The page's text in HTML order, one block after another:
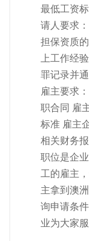
最低工资
请人要求
担保资质
上工作经
罪记录并
雇主要求
职合同 雇
标准 雇主
相关财务
职位是企
工的雇主
主拿到澳
询申请条
业为大家服